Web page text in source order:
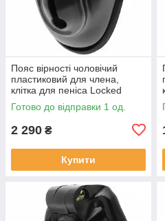
Пояс вірності чоловічий
пластиковий для члена,
клітка для пеніса Locked
Keyless Restraint 11,5 см
Готово до відправки 1 од.
2 290 ₴
Купити